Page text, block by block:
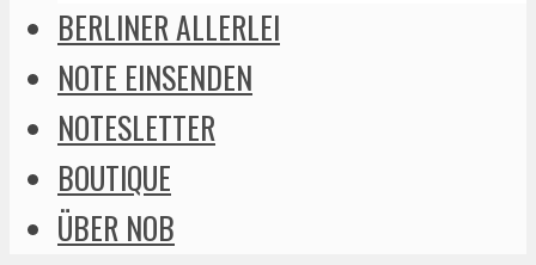
BERLINER ALLERLEI
NOTE EINSENDEN
NOTESLETTER
BOUTIQUE
ÜBER NOB